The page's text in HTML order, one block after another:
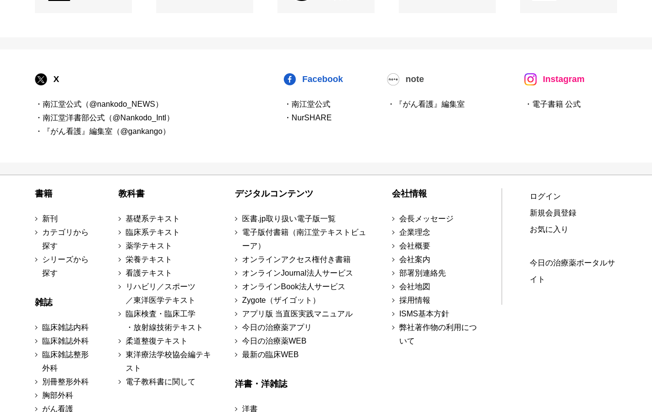
X
・南江堂公式（@nankodo_NEWS）
・南江堂洋書部公式（@Nankodo_Intl）
・『がん看護』編集室（@gankango）
Facebook
・南江堂公式
・NurSHARE
note
・『がん看護』編集室
Instagram
・電子書籍 公式
書籍
新刊
カテゴリから
探す
シリーズから
探す
雑誌
臨床雑誌内科
臨床雑誌外科
臨床雑誌整形
外科
別冊整形外科
胸部外科
がん看護
教科書
基礎系テキスト
臨床系テキスト
薬学テキスト
栄養テキスト
看護テキスト
リハビリ／スポーツ
／東洋医学テキスト
臨床検査・臨床工学
・放射線技術テキスト
柔道整復テキスト
東洋療法学校協会編テキ
スト
電子教科書に関して
デジタルコンテンツ
医書.jp取り扱い電子版一覧
電子版付書籍（南江堂テキストビュ
ーア）
オンラインアクセス権付き書籍
オンラインJournal法人サービス
オンラインBook法人サービス
Zygote（ザイゴット）
アプリ版 当直医実践マニュアル
今日の治療薬アプリ
今日の治療薬WEB
最新の臨床WEB
洋書・洋雑誌
洋書
会社情報
会長メッセージ
企業理念
会社概要
会社案内
部署別連絡先
会社地図
採用情報
ISMS基本方針
弊社著作物の利用につ
いて
ログイン
新規会員登録
お気に入り
今日の治療薬ポータルサ
イト